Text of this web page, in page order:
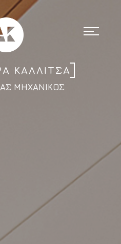
ΚΑΛΛΙΤΣΑ
ΜΗΧΑΝΙΚΟΣ